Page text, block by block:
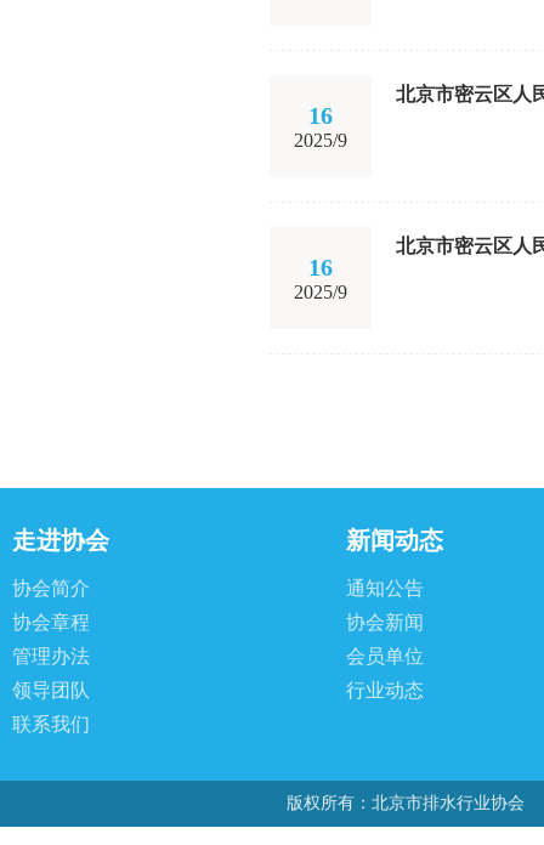
16
2025/9
北京市密云区人
16
2025/9
北京市密云区人
走进协会
协会简介
协会章程
管理办法
领导团队
联系我们
新闻动态
通知公告
协会新闻
会员单位
行业动态
版权所有：北京市排水行业